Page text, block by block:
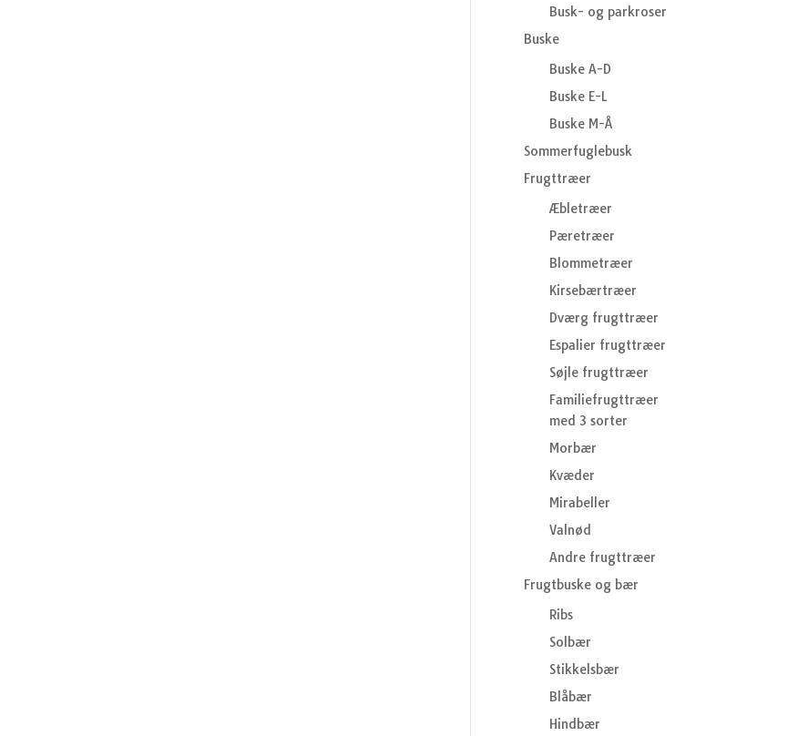
Busk- og parkroser
Buske
Buske A-D
Buske E-L
Buske M-Å
Sommerfuglebusk
Frugttræer
Æbletræer
Pæretræer
Blommetræer
Kirsebærtræer
Dværg frugttræer
Espalier frugttræer
Søjle frugttræer
Familiefrugttræer
med 3 sorter
Morbær
Kvæder
Mirabeller
Valnød
Andre frugttræer
Frugtbuske og bær
Ribs
Solbær
Stikkelsbær
Blåbær
Hindbær